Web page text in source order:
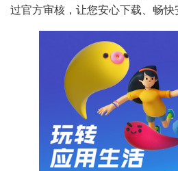
过官方审核，让您安心下载、畅快